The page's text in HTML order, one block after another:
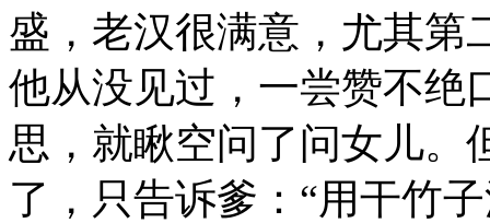
盛，老汉很满意，尤其第
他从没见过，一尝赞不绝
思，就瞅空问了问女儿。
了，只告诉爹：“用干竹